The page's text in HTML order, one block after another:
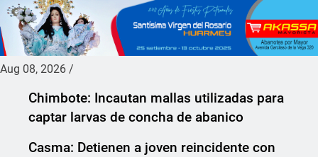
Aug 08, 2026 /
Chimbote: Incautan mallas utilizadas para
captar larvas de concha de abanico
Casma: Detienen a joven reincidente con